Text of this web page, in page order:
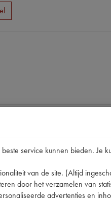
6V21/5W | 706586
service kunnen bieden. Je
van de site. (Altijd
door het verzamelen van
advertenties en